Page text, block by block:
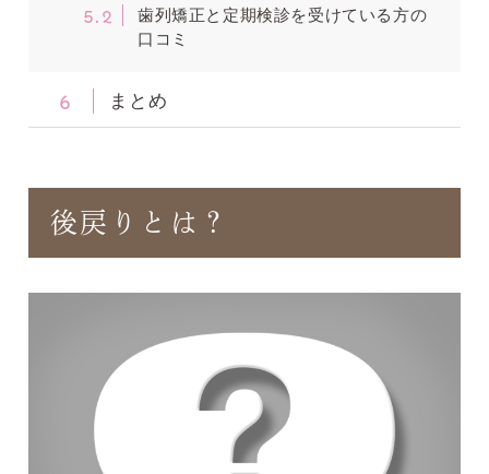
5.2
歯列矯正と定期検診を受けている方の
口コミ
6 まとめ
後戻りとは？